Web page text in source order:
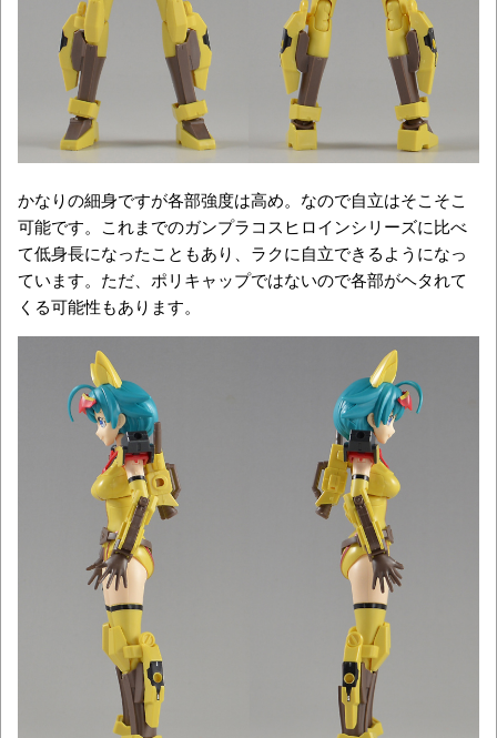
かなりの細身ですが各部強度は高め。なので自立はそこそこ
可能です。これまでのガンプラコスヒロインシリーズに比べ
て低身長になったこともあり、ラクに自立できるようになっ
ています。ただ、ポリキャップではないので各部がヘタれて
くる可能性もあります。